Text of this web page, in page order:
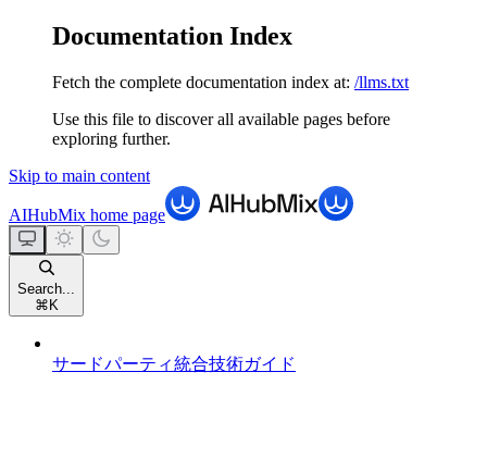
Documentation Index
Fetch the complete documentation index at: /llms.txt
Use this file to discover all available pages before
exploring further.
Skip to main content
AIHubMix home page
Search...
⌘ K
サードパーティ統合技術ガイド